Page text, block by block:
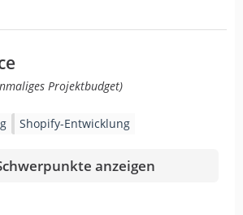
Projektbudget)
Shopify-Entwicklung
anzeigen